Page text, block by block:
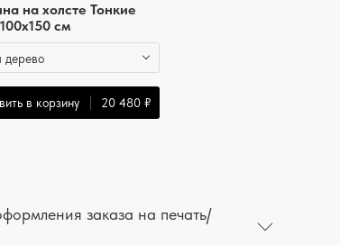
на холсте Тонкие
см
дерево
в корзину 20 480 ₽
заказа на печать/